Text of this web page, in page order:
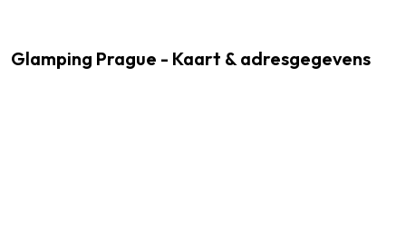
Glamping Prague - Kaart & adresgegevens